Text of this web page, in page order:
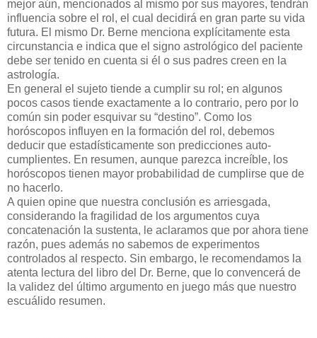
mejor aún, mencionados al mismo por sus mayores, tendrán
influencia sobre el rol, el cual decidirá en gran parte su vida
futura. El mismo Dr. Berne menciona explícitamente esta
circunstancia e indica que el signo astrológico del paciente
debe ser tenido en cuenta si él o sus padres creen en la
astrología.
En general el sujeto tiende a cumplir su rol; en algunos
pocos casos tiende exactamente a lo contrario, pero por lo
común sin poder esquivar su “destino”. Como los
horóscopos influyen en la formación del rol, debemos
deducir que estadísticamente son predicciones auto-
cumplientes. En resumen, aunque parezca increíble, los
horóscopos tienen mayor probabilidad de cumplirse que de
no hacerlo.
A quien opine que nuestra conclusión es arriesgada,
considerando la fragilidad de los argumentos cuya
concatenación la sustenta, le aclaramos que por ahora tiene
razón, pues además no sabemos de experimentos
controlados al respecto. Sin embargo, le recomendamos la
atenta lectura del libro del Dr. Berne, que lo convencerá de
la validez del último argumento en juego más que nuestro
escuálido resumen.